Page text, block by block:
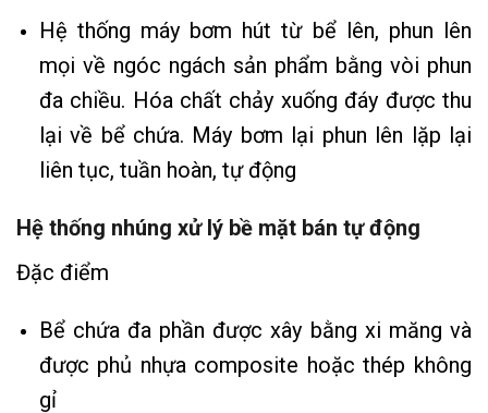
Hệ thống máy bơm hút từ bể lên, phun lên
mọi về ngóc ngách sản phẩm bằng vòi phun
đa chiều. Hóa chất chảy xuống đáy được thu
lại về bể chứa. Máy bơm lại phun lên lặp lại
liên tục, tuần hoàn, tự động
Hệ thống nhúng xử lý bề mặt bán tự động
Đặc điểm
Bể chứa đa phần được xây bằng xi măng và
được phủ nhựa composite hoặc thép không
gỉ